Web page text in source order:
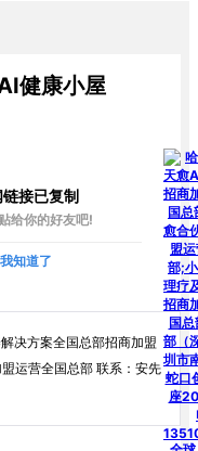
健康小屋
链接已复制
给你的好友吧!
我知道了
决方案全国总部招商加盟
运营全国总部 联系：安先